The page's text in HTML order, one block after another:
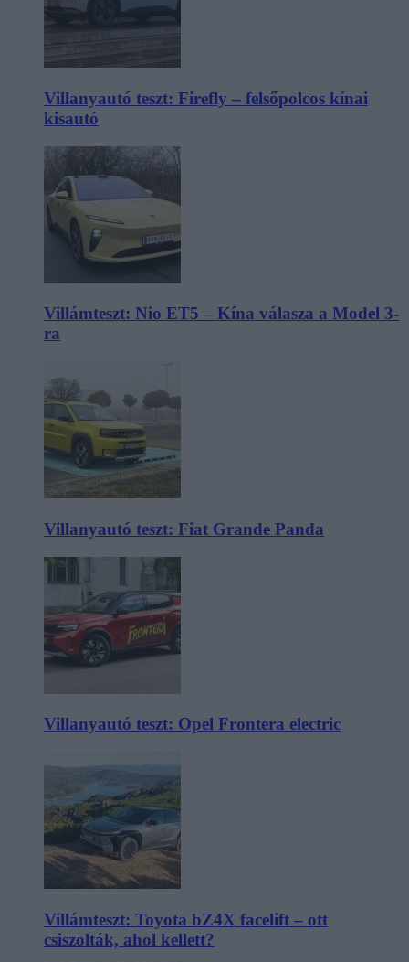
Villanyautó teszt: Firefly – felsőpolcos kínai
kisautó
Villámteszt: Nio ET5 – Kína válasza a Model 3-
ra
Villanyautó teszt: Fiat Grande Panda
Villanyautó teszt: Opel Frontera electric
Villámteszt: Toyota bZ4X facelift – ott
csiszolták, ahol kellett?